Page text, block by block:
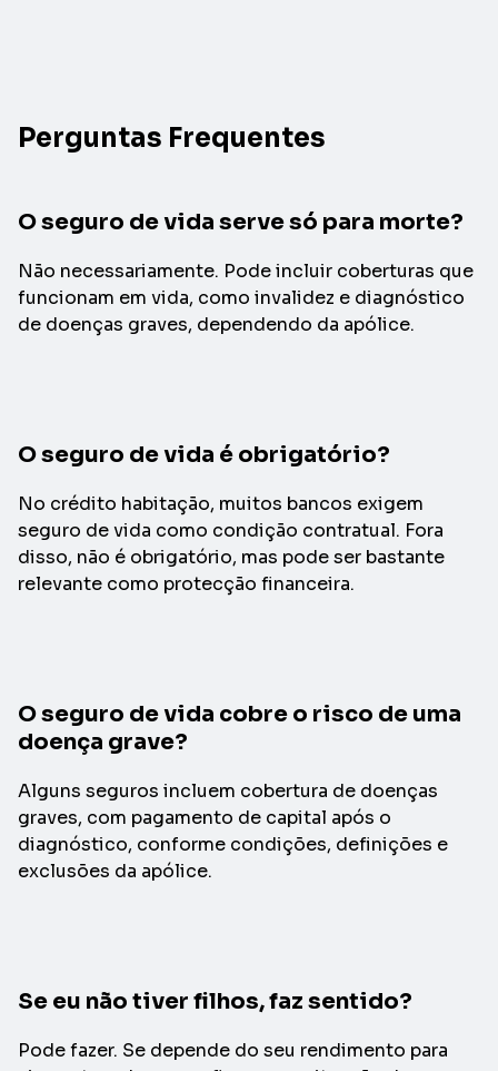
Perguntas Frequentes
O seguro de vida serve só para morte?
Não necessariamente. Pode incluir coberturas que
funcionam em vida, como invalidez e diagnóstico
de doenças graves, dependendo da apólice.
O seguro de vida é obrigatório?
No crédito habitação, muitos bancos exigem
seguro de vida como condição contratual. Fora
disso, não é obrigatório, mas pode ser bastante
relevante como protecção financeira.
O seguro de vida cobre o risco de uma
doença grave?
Alguns seguros incluem cobertura de doenças
graves, com pagamento de capital após o
diagnóstico, conforme condições, definições e
exclusões da apólice.
Se eu não tiver filhos, faz sentido?
Pode fazer. Se depende do seu rendimento para